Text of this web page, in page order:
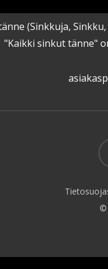
(Sinkkuja,
"Kaikki sinkut tänne"
©